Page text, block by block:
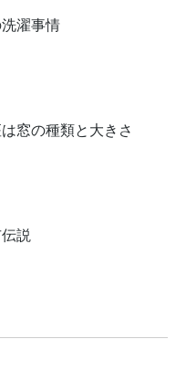
濯事情
窓の種類と大きさ
説